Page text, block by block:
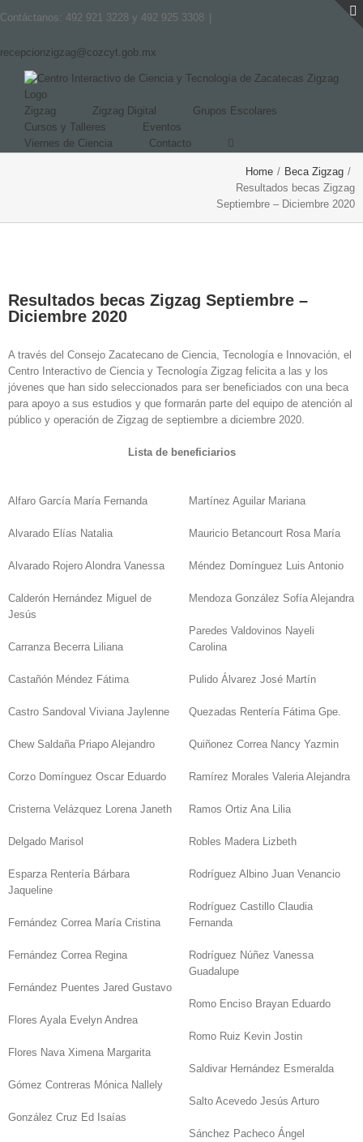
Contáctanos: 492 921 3228 y 492 925 3308
recepcionzigzag@cozcyt.gob.mx
Zigzag Zigzag Digital
Grupos Escolares
Cursos y Talleres
Eventos
Viernes de Ciencia
Contacto
Home / Beca Zigzag /
Resultados becas Zigzag
Septiembre – Diciembre 2020
Image
Resultados becas Zigzag Septiembre –
Diciembre 2020
A través del Consejo Zacatecano de Ciencia, Tecnología e Innovación, el
Centro Interactivo de Ciencia y Tecnología Zigzag felicita a las y los
jóvenes que han sido seleccionados para ser beneficiados con una beca
para apoyo a sus estudios y que formarán parte del equipo de atención al
público y operación de Zigzag de septiembre a diciembre 2020.
Lista de beneficiarios
Alfaro García María Fernanda
Alvarado Elías Natalia
Alvarado Rojero Alondra Vanessa
Calderón Hernández Miguel de
Jesús
Carranza Becerra Liliana
Castañón Méndez Fátima
Castro Sandoval Viviana Jaylenne
Chew Saldaña Priapo Alejandro
Corzo Domínguez Oscar Eduardo
Cristerna Velázquez Lorena Janeth
Delgado Marisol
Esparza Rentería Bárbara
Jaqueline
Fernández Correa María Cristina
Fernández Correa Regina
Fernández Puentes Jared Gustavo
Flores Ayala Evelyn Andrea
Flores Nava Ximena Margarita
Gómez Contreras Mónica Nallely
González Cruz Ed Isaías
Martínez Aguilar Mariana
Mauricio Betancourt Rosa María
Méndez Domínguez Luis Antonio
Mendoza González Sofía Alejandra
Paredes Valdovinos Nayeli
Carolina
Pulido Álvarez José Martín
Quezadas Rentería Fátima Gpe.
Quiñonez Correa Nancy Yazmin
Ramírez Morales Valeria Alejandra
Ramos Ortiz Ana Lilia
Robles Madera Lizbeth
Rodríguez Albino Juan Venancio
Rodríguez Castillo Claudia
Fernanda
Rodríguez Núñez Vanessa
Guadalupe
Romo Enciso Brayan Eduardo
Romo Ruiz Kevin Jostin
Saldivar Hernández Esmeralda
Salto Acevedo Jesús Arturo
Sánchez Pacheco Ángel